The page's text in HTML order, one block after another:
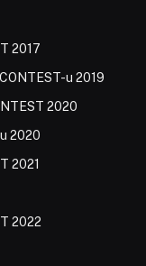
2017
u 2019
2020
2020
2021
2022